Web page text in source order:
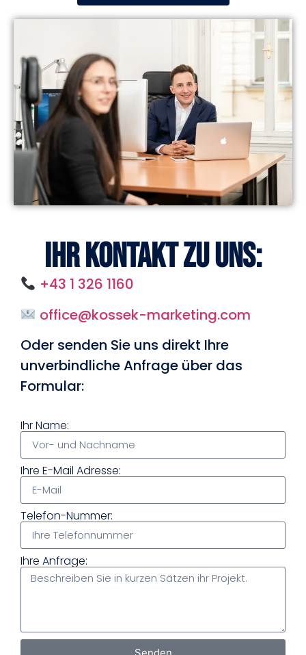
Ihr Kontakt zu uns:
+43 1 326 1160
office@kossek-marketing.com
Oder senden Sie uns direkt Ihre
unverbindliche Anfrage über das
Formular:
Ihr Name:
Ihre E-Mail Adresse:
Telefon-Nummer:
Ihre Anfrage: